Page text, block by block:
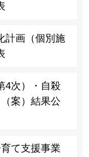
計画（個別施
4次）・自殺
案）結果公
て支援事業